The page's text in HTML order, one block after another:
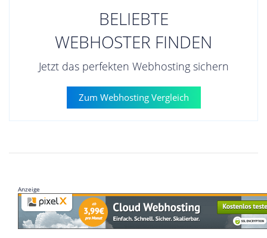
BELIEBTE
WEBHOSTER FINDEN
Jetzt das perfekten Webhosting sichern
Zum Webhosting Vergleich
Anzeige